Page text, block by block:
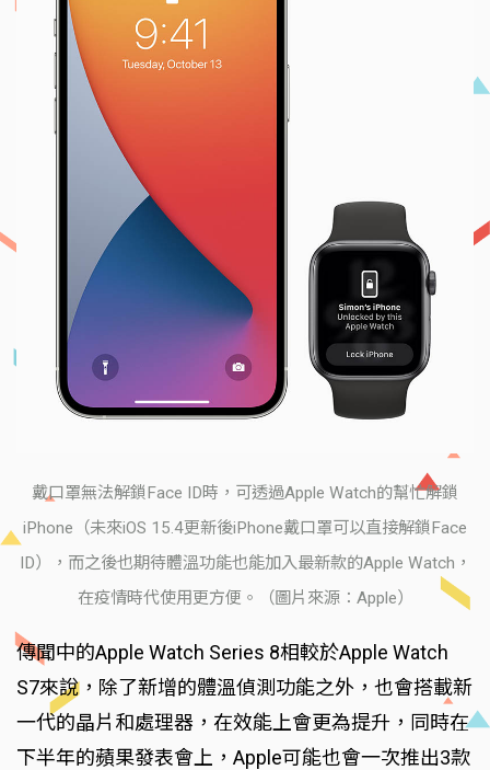
戴口罩無法解鎖Face ID時，可透過Apple Watch的幫忙解鎖
iPhone（未來iOS 15.4更新後iPhone戴口罩可以直接解鎖Face
ID），而之後也期待體溫功能也能加入最新款的Apple Watch，
在疫情時代使用更方便。（圖片來源：Apple）
傳聞中的Apple Watch Series 8相較於Apple Watch
S7來說，除了新增的體溫偵測功能之外，也會搭載新
一代的晶片和處理器，在效能上會更為提升，同時在
下半年的蘋果發表會上，Apple可能也會一次推出3款